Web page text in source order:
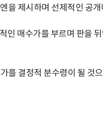
을 제시하며 선제적인 공
인 매수가를 부르며 판을
를 결정적 분수령이 될 것